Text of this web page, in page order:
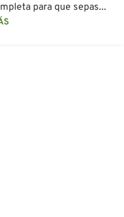
para que sepas...